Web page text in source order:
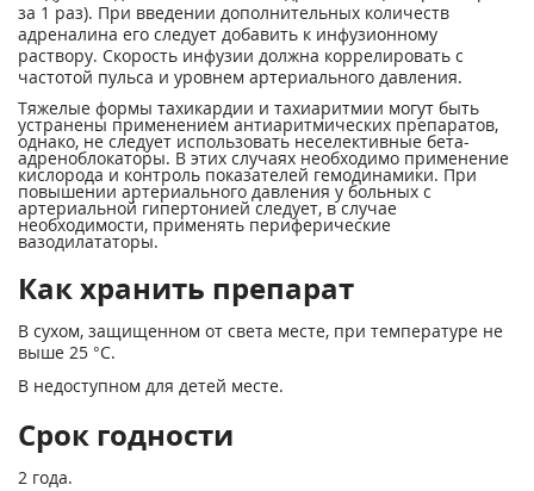
за 1 раз). При введении дополнительных количеств
адреналина его следует добавить к инфузионному
раствору. Скорость инфузии должна коррелировать с
частотой пульса и уровнем артериального давления.
Тяжелые формы тахикардии и тахиаритмии могут быть
устранены применением антиаритмических препаратов,
однако, не следует использовать неселективные бета-
адреноблокаторы. В этих случаях необходимо применение
кислорода и контроль показателей гемодинамики. При
повышении артериального давления у больных с
артериальной гипертонией следует, в случае
необходимости, применять периферические
вазодилататоры.
Как хранить препарат
В сухом, защищенном от света месте, при температуре не
выше 25 °С.
В недоступном для детей месте.
Срок годности
2 года.